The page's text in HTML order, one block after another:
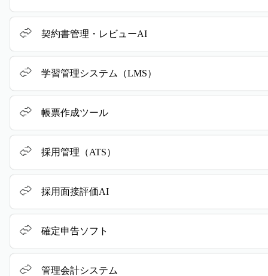
契約書管理・レビューAI
学習管理システム（LMS）
帳票作成ツール
採用管理（ATS）
採用面接評価AI
確定申告ソフト
管理会計システム